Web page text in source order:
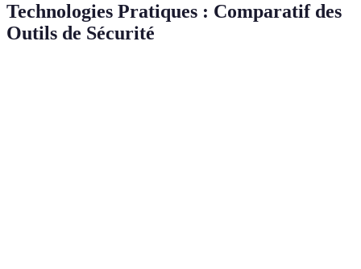
Technologies Pratiques : Comparatif des
Outils de Sécurité